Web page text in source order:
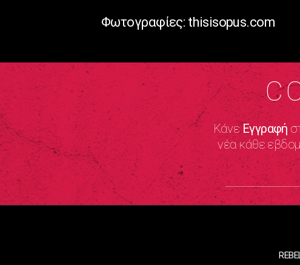
Φωτογραφίες: thisisopus.com
ΚάνεΕγγραφή
νέα κάθε